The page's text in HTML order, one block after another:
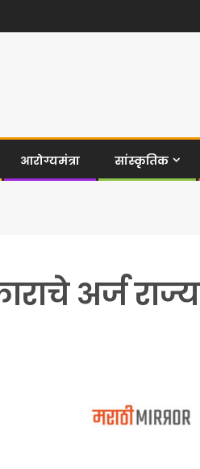
आरोग्यमंत्रा सांस्कृतिक
अर्ज राज्य